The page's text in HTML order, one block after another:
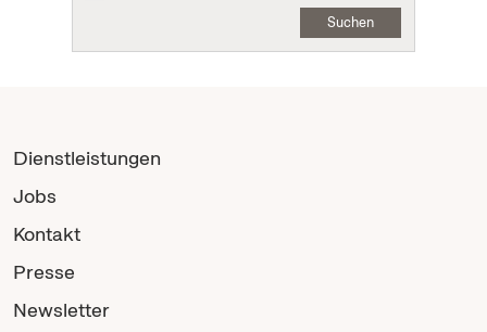
Suchen
Dienstleistungen
Jobs
Kontakt
Presse
Newsletter